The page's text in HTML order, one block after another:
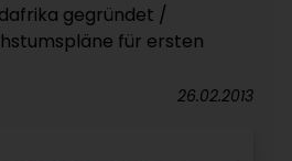
gegründet /
für ersten
26.02.2013